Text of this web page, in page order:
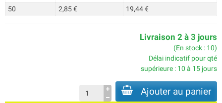
50
2,85 € 19,44 €
Livraison 2 à 3 jours
(En stock : 10)
Délai indicatif pour qté
supérieure : 10 à 15 jours
Ajouter au panier